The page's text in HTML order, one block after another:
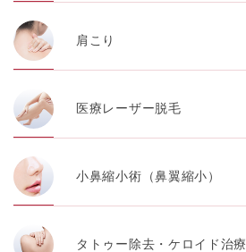
肩こり
医療レーザー脱毛
小鼻縮小術（鼻翼縮小）
タトゥー除去・ケロイド治療